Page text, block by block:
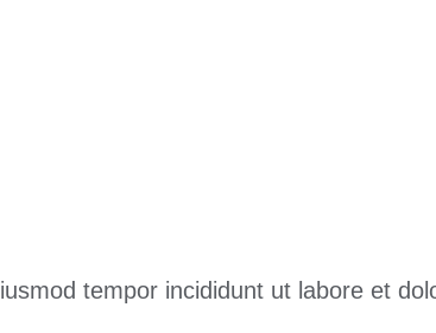
tempor incididunt ut labore et